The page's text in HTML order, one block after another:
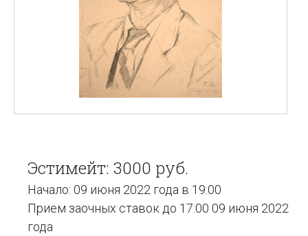
Эстимейт: 3000 руб.
Начало: 09 июня 2022 года в 19:00
Прием заочных ставок до 17:00 09 июня 2022
года